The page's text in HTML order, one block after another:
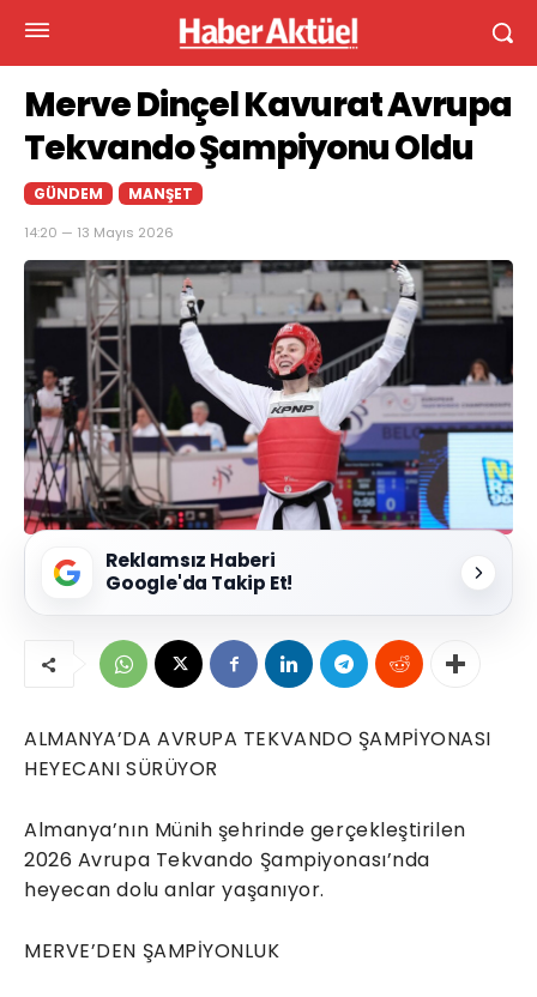
Merve Dinçel Kavurat Avrupa
Tekvando Şampiyonu Oldu
GÜNDEM MANŞET
14:20 — 13 Mayıs 2026
Reklamsız Haberi
Google'da Takip Et!
ALMANYA’DA AVRUPA TEKVANDO ŞAMPİYONASI
HEYECANI SÜRÜYOR
Almanya’nın Münih şehrinde gerçekleştirilen
2026 Avrupa Tekvando Şampiyonası’nda
heyecan dolu anlar yaşanıyor.
MERVE’DEN ŞAMPİYONLUK